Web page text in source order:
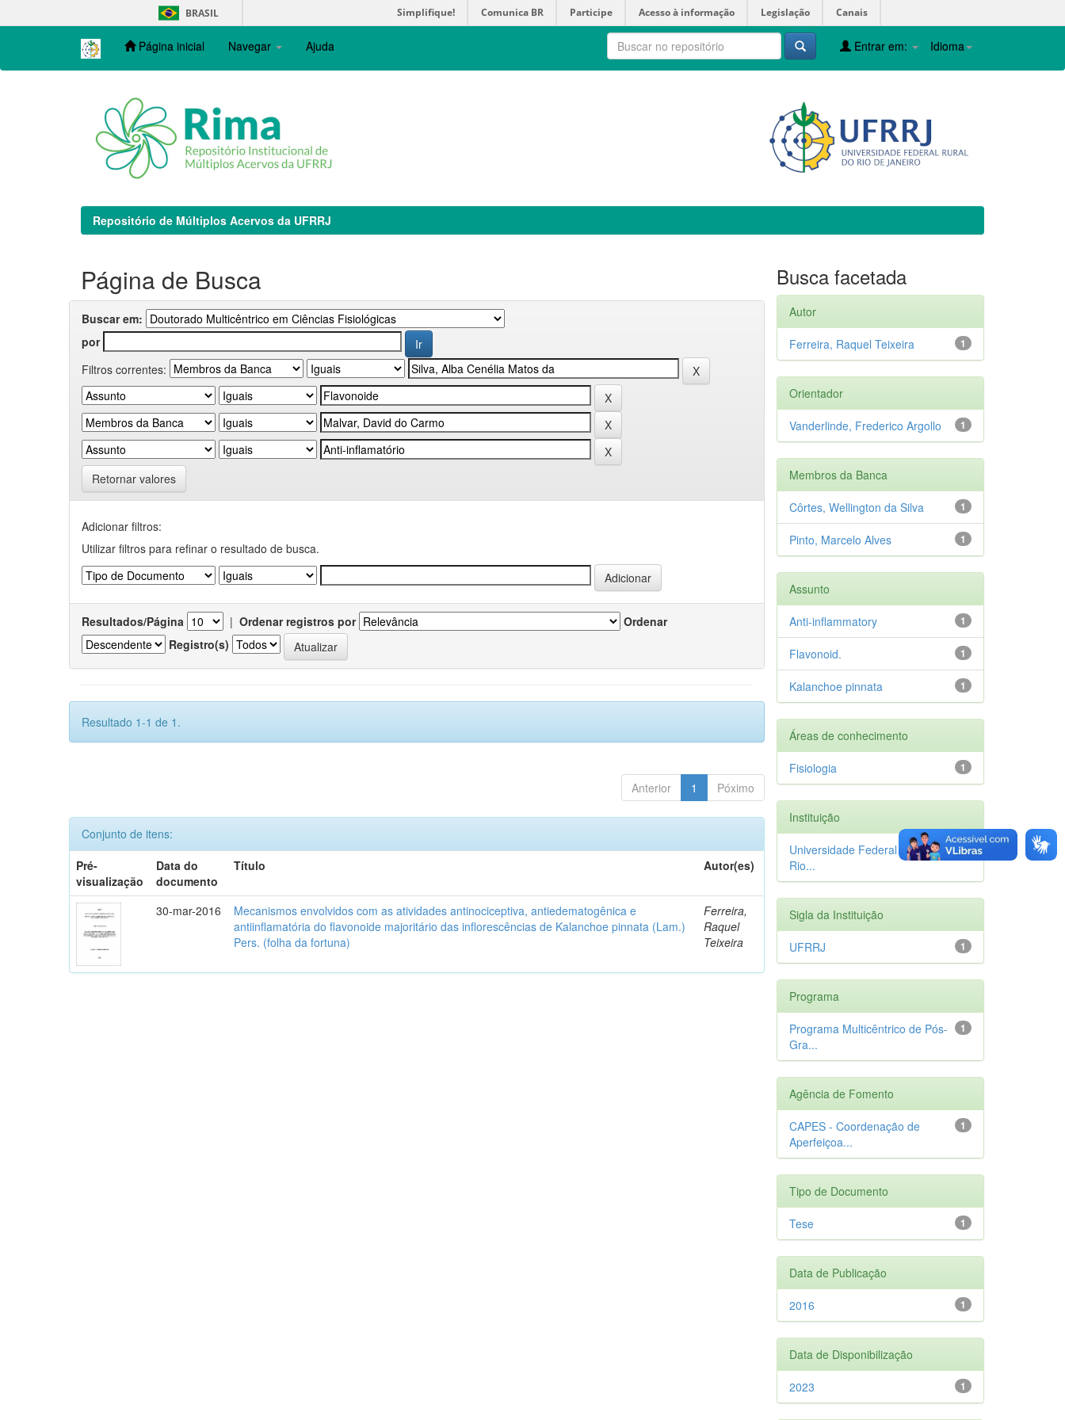
navigation
BRASIL Simplifique! Comunica BR Participe Acesso à informação Legislação Canais
Página inicial Navegar Ajuda Idioma
Entrar em:
Repositório de Múltiplos Acervos da UFRRJ
Página de Busca
Buscar em:
por
Filtros correntes:
Retornar valores
Adicionar filtros:
Utilizar filtros para refinar o resultado de busca.
Resultados/Página | Ordenar registros por
Ordenar
Registro(s)
Resultado 1-1 de 1.
Anterior 1 Póximo
Conjunto de itens:
Pré-
visualização
Data do
documento
Título Autor(es)
30-mar-2016
Mecanismos envolvidos com as atividades antinociceptiva, antiedematogênica e
antiinflamatória do flavonoide majoritário das inflorescências de Kalanchoe pinnata (Lam.)
Pers. (folha da fortuna)
Ferreira,
Raquel
Teixeira
Busca facetada
Autor
1
Ferreira, Raquel Teixeira
Orientador
1
Vanderlinde, Frederico Argollo
Membros da Banca
1
Côrtes, Wellington da Silva
1
Pinto, Marcelo Alves
Assunto
1
Anti-inflammatory
1
Flavonoid.
1
Kalanchoe pinnata
Áreas de conhecimento
1
Fisiologia
Instituição
1
Universidade Federal Rural do
Rio...
Sigla da Instituição
1
UFRRJ
Programa
1
Programa Multicêntrico de Pós-
Gra...
Agência de Fomento
1
CAPES - Coordenação de
Aperfeiçoa...
Tipo de Documento
1
Tese
Data de Publicação
1
2016
Data de Disponibilização
1
2023